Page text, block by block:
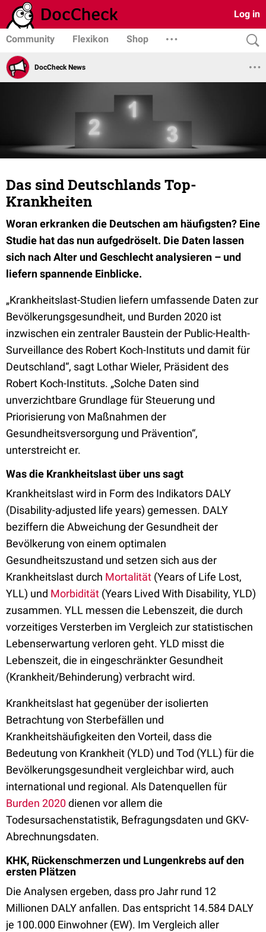
Log in
Community Flexikon Shop
DocCheck News
Das sind Deutschlands Top-
Krankheiten
Woran erkranken die Deutschen am häufigsten? Eine
Studie hat das nun aufgedröselt. Die Daten lassen
sich nach Alter und Geschlecht analysieren – und
liefern spannende Einblicke.
„Krankheitslast-Studien liefern umfassende Daten zur
Bevölkerungsgesundheit, und Burden 2020 ist
inzwischen ein zentraler Baustein der Public-Health-
Surveillance des Robert Koch-Instituts und damit für
Deutschland“, sagt Lothar Wieler, Präsident des
Robert Koch-Instituts. „Solche Daten sind
unverzichtbare Grundlage für Steuerung und
Priorisierung von Maßnahmen der
Gesundheitsversorgung und Prävention“,
unterstreicht er.
Was die Krankheitslast über uns sagt
Krankheitslast wird in Form des Indikators DALY
(Disability-adjusted life years) gemessen. DALY
beziffern die Abweichung der Gesundheit der
Bevölkerung von einem optimalen
Gesundheitszustand und setzen sich aus der
Krankheitslast durch Mortalität (Years of Life Lost,
YLL) und Morbidität (Years Lived With Disability, YLD)
zusammen. YLL messen die Lebenszeit, die durch
vorzeitiges Versterben im Vergleich zur statistischen
Lebenserwartung verloren geht. YLD misst die
Lebenszeit, die in eingeschränkter Gesundheit
(Krankheit/Behinderung) verbracht wird.
Krankheitslast hat gegenüber der isolierten
Betrachtung von Sterbefällen und
Krankheitshäufigkeiten den Vorteil, dass die
Bedeutung von Krankheit (YLD) und Tod (YLL) für die
Bevölkerungsgesundheit vergleichbar wird, auch
international und regional. Als Datenquellen für
Burden 2020dienen vor allem die
Todesursachenstatistik, Befragungsdaten und GKV-
Abrechnungsdaten.
KHK, Rückenschmerzen und Lungenkrebs auf den
ersten Plätzen
Die Analysen ergeben, dass pro Jahr rund 12
Millionen DALY anfallen. Das entspricht 14.584 DALY
je 100.000 Einwohner (EW). Im Vergleich aller